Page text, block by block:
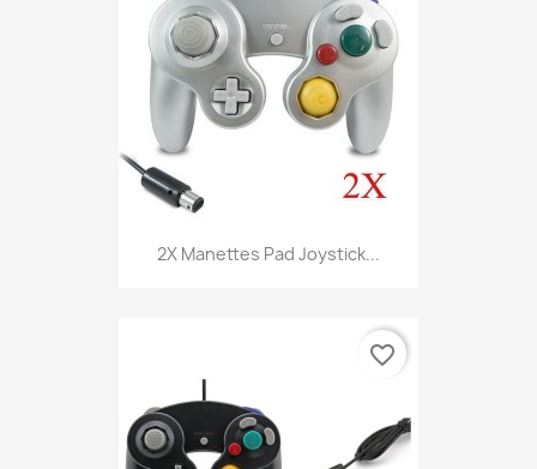
2X Manettes Pad Joystick...
favorite_border